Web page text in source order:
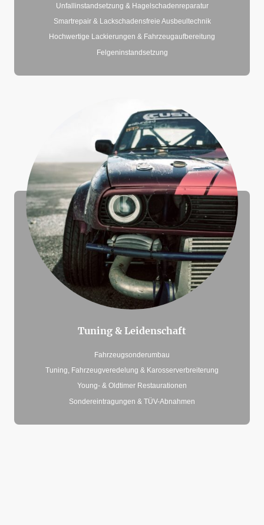
Unfallinstandsetzung & Hagelschadenreparatur
Smartrepair & Lackschadensfreie Ausbeultechnik
Hochwertige Lackierungen & Fahrzeugaufbereitung
Felgeninstandsetzung
Tuning & Leidenschaft
Fahrzeugsonderumbau
Tuning, Fahrzeugveredelung & Karosserverbreiterung
Young- & Oldtimer Restaurationen
Sondereintragungen & TÜV-Abnahmen